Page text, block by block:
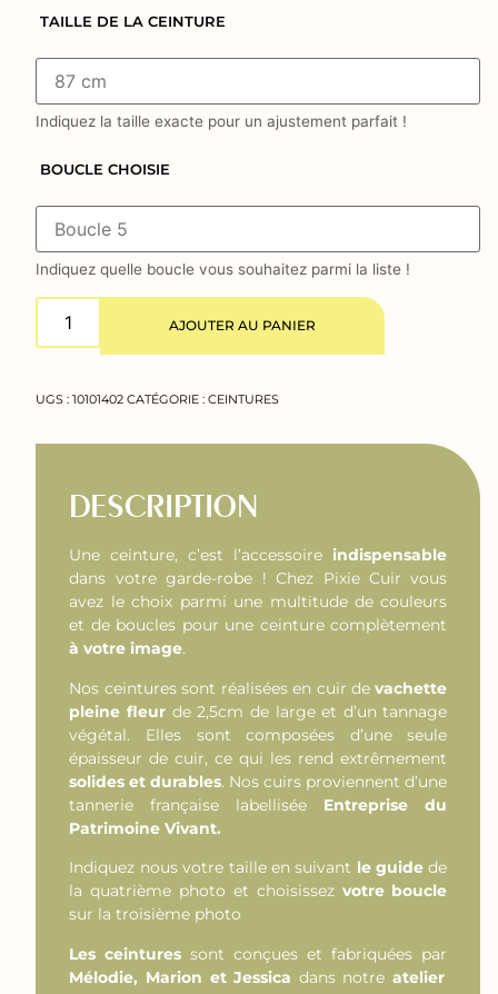
TAILLE DE LA CEINTURE
Indiquez la taille exacte pour un ajustement parfait !
BOUCLE CHOISIE
Indiquez quelle boucle vous souhaitez parmi la liste !
AJOUTER AU PANIER
UGS :10101402 CATÉGORIE :CEINTURES
DESCRIPTION
Une ceinture, c’est l’accessoire indispensable
dans votre garde-robe ! Chez Pixie Cuir vous
avez le choix parmi une multitude de couleurs
et de boucles pour une ceinture complètement
à votre image.
Nos ceintures sont réalisées en cuir devachette
pleine fleur de 2,5cm de large et d’un tannage
végétal. Elles sont composées d’une seule
épaisseur de cuir, ce qui les rend extrêmement
solides et durables. Nos cuirs proviennent d’une
tannerie française labellisée Entreprise du
Patrimoine Vivant.
Indiquez nous votre taille en suivant le guide de
la quatrième photo et choisissez votre boucle
sur la troisième photo
Les ceintures sont conçues et fabriquées par
Mélodie, Marion et Jessica dans notre atelier